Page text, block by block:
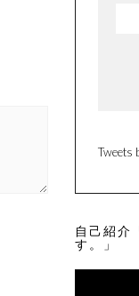
Tweets
自己紹
す。」